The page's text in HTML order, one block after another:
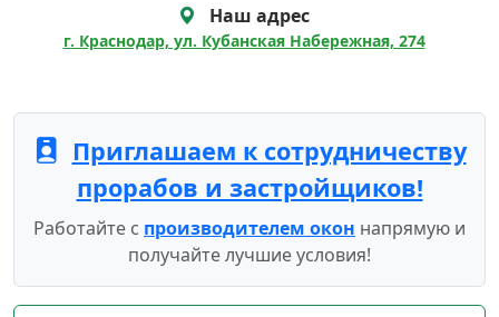
Наш адрес
г. Краснодар, ул. Кубанская Набережная, 274
Приглашаем к сотрудничеству
прорабов и застройщиков!
Работайте с производителем окон напрямую и
получайте лучшие условия!